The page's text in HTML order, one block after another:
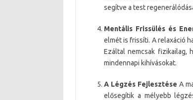
segítve a test
Mentális Frissülés és
elmét is frissíti. A relaxáció
Ezáltal nemcsak fizikailag,
mindennapi kihívásokat.
A Légzés Fejlesztése A
elősegítik a mélyebb